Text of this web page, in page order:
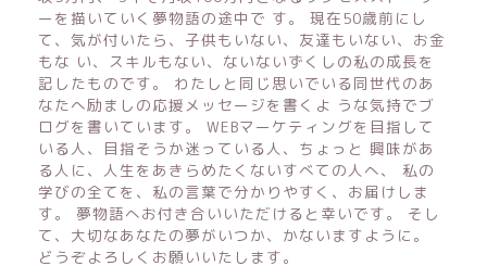
ーを描いていく夢物語の途中で す。 現在50歳前にし
て、気が付いたら、子供もいない、友達もいない、お金
もな い、スキルもない、ないないずくしの私の成長を
記したものです。 わたしと同じ思いでいる同世代のあ
なたへ励ましの応援メッセージを書くよ うな気持でブ
ログを書いています。 WEBマーケティングを目指して
いる人、目指そうか迷っている人、ちょっと 興味があ
る人に、人生をあきらめたくないすべての人へ、 私の
学びの全てを、私の言葉で分かりやすく、お届けしま
す。 夢物語へお付き合いいただけると幸いです。 そし
て、大切なあなたの夢がいつか、かないますように。
どうぞよろしくお願いいたします。